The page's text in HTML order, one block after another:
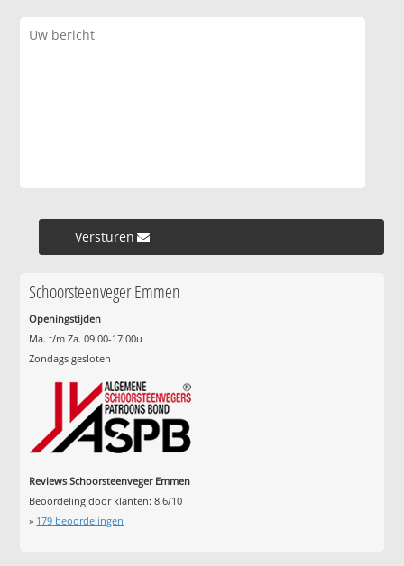
Versturen »
Schoorsteenveger Emmen
Openingstijden
Ma. t/m Za. 09:00-17:00u
Zondags gesloten
Reviews Schoorsteenveger Emmen
Beoordeling door klanten:8.6/10
» 179 beoordelingen